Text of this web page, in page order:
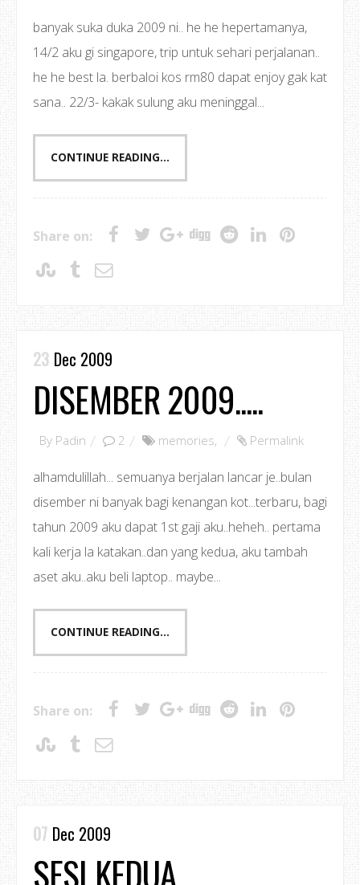
banyak suka duka 2009 ni.. he he hepertamanya,
14/2 aku gi singapore, trip untuk sehari perjalanan..
he he best la. berbaloi kos rm80 dapat enjoy gak kat
sana.. 22/3- kakak sulung aku meninggal...
CONTINUE READING...
Share on:
23 Dec 2009
DISEMBER 2009.....
By Padin 2 memories, Permalink
alhamdulillah... semuanya berjalan lancar je..bulan
disember ni banyak bagi kenangan kot...terbaru, bagi
tahun 2009 aku dapat 1st gaji aku..heheh.. pertama
kali kerja la katakan..dan yang kedua, aku tambah
aset aku..aku beli laptop.. maybe...
CONTINUE READING...
Share on:
07 Dec 2009
SESI KEDUA